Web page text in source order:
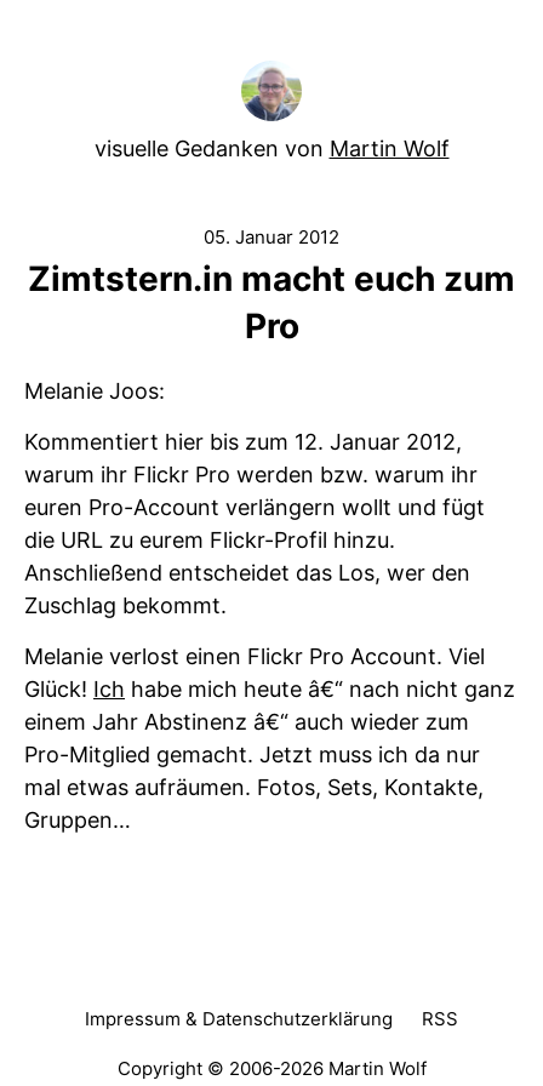
visuelle Gedanken von Martin Wolf
05. Januar 2012
Zimtstern.in macht euch zum
Pro
Melanie Joos:
Kommentiert hier bis zum 12. Januar 2012,
warum ihr Flickr Pro werden bzw. warum ihr
euren Pro-Account verlängern wollt und fügt
die URL zu eurem Flickr-Profil hinzu.
Anschließend entscheidet das Los, wer den
Zuschlag bekommt.
Melanie verlost einen Flickr Pro Account. Viel
Glück! Ich habe mich heute â€“ nach nicht ganz
einem Jahr Abstinenz â€“ auch wieder zum
Pro-Mitglied gemacht. Jetzt muss ich da nur
mal etwas aufräumen. Fotos, Sets, Kontakte,
Gruppen…
Impressum & Datenschutzerklärung RSS
Copyright © 2006-2026 Martin Wolf